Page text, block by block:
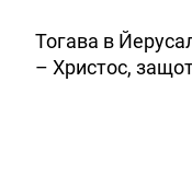
Тогава в
– Христос,